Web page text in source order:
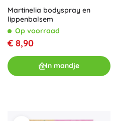
Martinelia bodyspray en
lippenbalsem
Op voorraad
€ 8,90
In mandje